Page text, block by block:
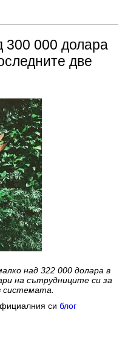
300 000 долара
две
над 322 000 долара в
на сътрудниците си за
системата.
сиблог